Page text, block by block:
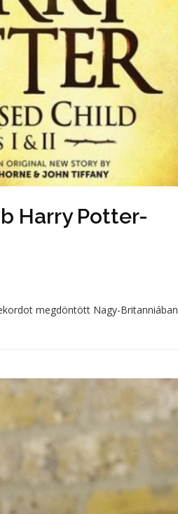
Harry Potter-
megdöntött Nagy-Britanniában